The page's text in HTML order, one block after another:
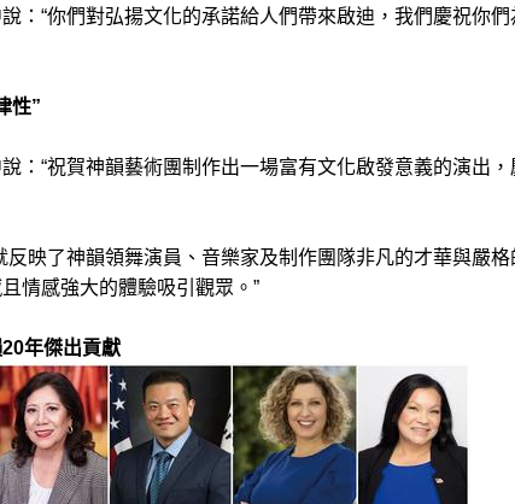
：“你們對弘揚文化的承諾給人們帶來啟迪，我們慶祝你們
性”
：“祝賀神韻藝術團制作出一場富有文化啟發意義的演出，
反映了神韻領舞演員、音樂家及制作團隊非凡的才華與嚴格
情感強大的體驗吸引觀眾。”
年傑出貢獻